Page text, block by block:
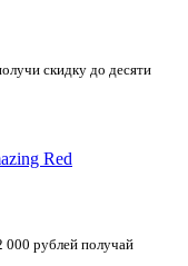
скидку до десяти
000 рублей получай